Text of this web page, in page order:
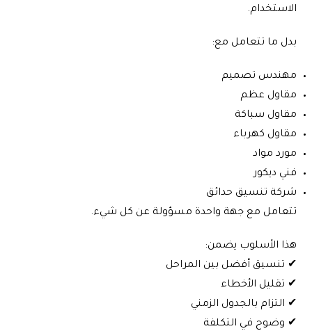
الاستخدام.
بدل ما تتعامل مع:
مهندس تصميم
مقاول عظم
مقاول سباكة
مقاول كهرباء
مورد مواد
فني ديكور
شركة تنسيق حدائق
تتعامل مع جهة واحدة مسؤولة عن كل شيء.
هذا الأسلوب يضمن:
✔ تنسيق أفضل بين المراحل
✔ تقليل الأخطاء
✔ التزام بالجدول الزمني
✔ وضوح في التكلفة